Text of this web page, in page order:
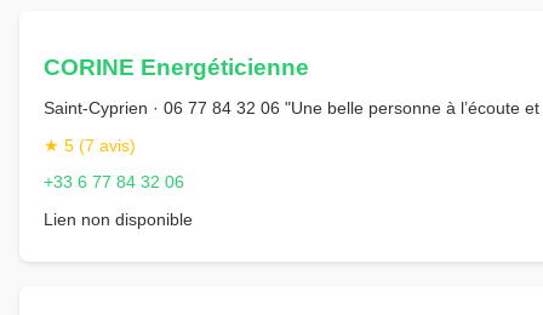
CORINE Energéticienne
Saint-Cyprien · 06 77 84 32 06 "Une belle personne à l’écoute
★ 5 (7 avis)
+33 6 77 84 32 06
Lien non disponible